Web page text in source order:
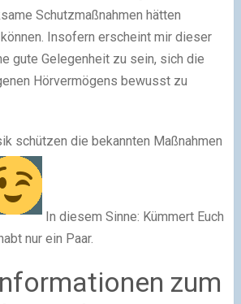
Schutzmaßnahmen hätten
Insofern erscheint mir dieser
gute Gelegenheit zu sein, sich die
Hörvermögens bewusst zu
schützen die bekannten Maßnahmen
In diesem Sinne: Kümmert Euch
nur ein Paar.
zum